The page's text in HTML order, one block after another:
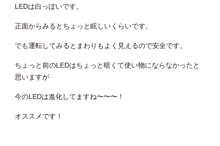
LEDは白っぽいです。
正面からみるとちょっと眩しいくらいです。
でも運転してみるとまわりもよく見えるので安全です。
ちょっと前のLEDはちょっと暗くて使い物にならなかったと
思いますが
今のLEDは進化してますね〜〜〜！
オススメです！